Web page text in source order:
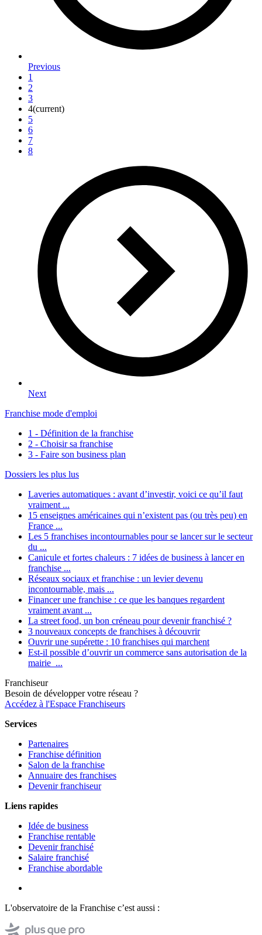
Previous
1
2
3
4(current)
5
6
7
8
Next
Franchise mode d'emploi
1 - Définition de la franchise
2 - Choisir sa franchise
3 - Faire son business plan
Dossiers les plus lus
Laveries automatiques : avant d’investir, voici ce qu’il faut
vraiment ...
15 enseignes américaines qui n’existent pas (ou très peu) en
France ...
Les 5 franchises incontournables pour se lancer sur le secteur
du ...
Canicule et fortes chaleurs : 7 idées de business à lancer en
franchise ...
Réseaux sociaux et franchise : un levier devenu
incontournable, mais ...
Financer une franchise : ce que les banques regardent
vraiment avant ...
La street food, un bon créneau pour devenir franchisé ?
3 nouveaux concepts de franchises à découvrir
Ouvrir une supérette : 10 franchises qui marchent
Est-il possible d’ouvrir un commerce sans autorisation de la
mairie ...
Franchiseur
Besoin de développer votre réseau ?
Accédez à l'Espace Franchiseurs
Services
Partenaires
Franchise définition
Salon de la franchise
Annuaire des franchises
Devenir franchiseur
Liens rapides
Idée de business
Franchise rentable
Devenir franchisé
Salaire franchisé
Franchise abordable
L'observatoire de la Franchise c’est aussi :